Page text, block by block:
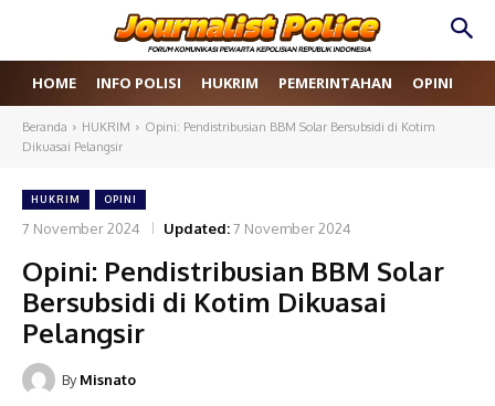
HOME INFO POLISI HUKRIM PEMERINTAHAN OPINI
Beranda HUKRIM
Opini: Pendistribusian BBM Solar Bersubsidi di Kotim
Dikuasai Pelangsir
HUKRIM OPINI
7 November 2024 Updated:7 November 2024
Opini: Pendistribusian BBM Solar
Bersubsidi di Kotim Dikuasai
Pelangsir
By Misnato